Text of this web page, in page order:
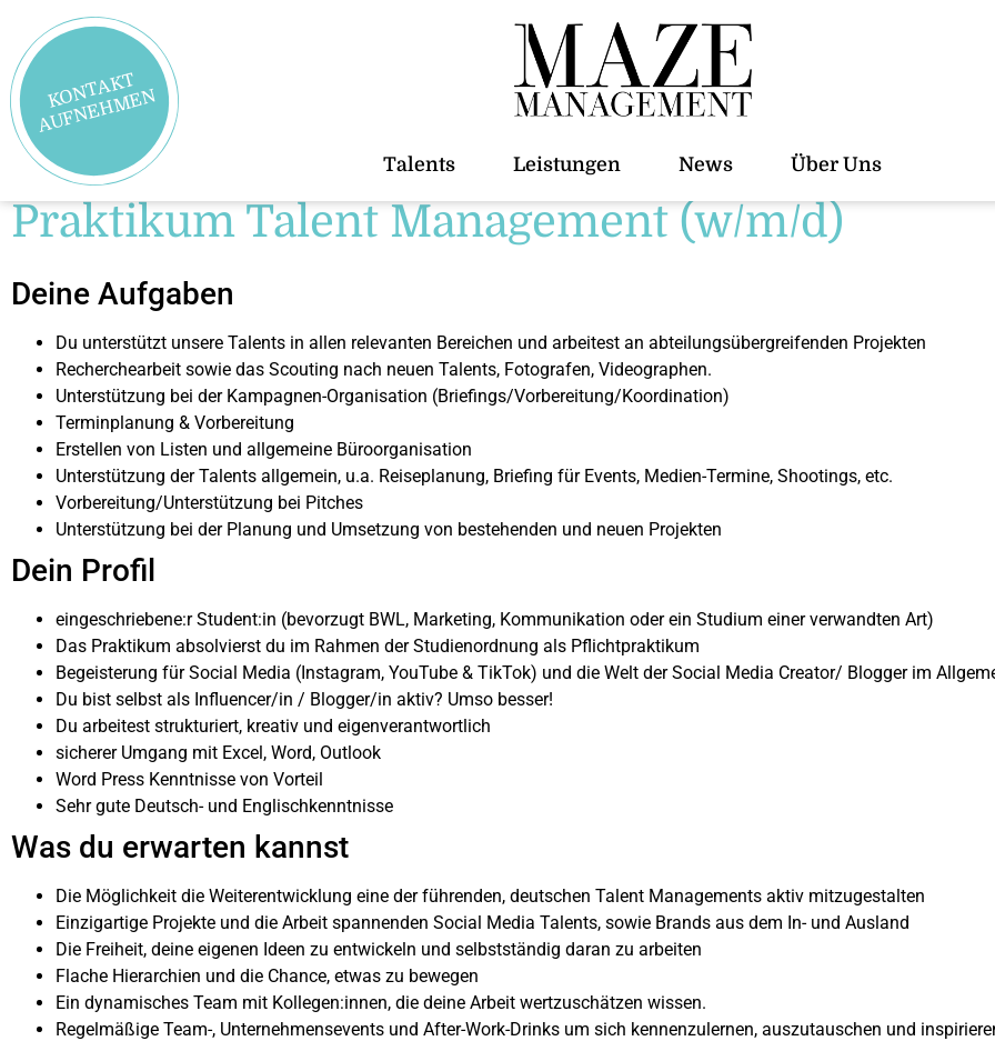
K
O
N
T
A
K
T
A
U
F
N
E
H
M
E
N
Talents Leistungen News Über Uns
Praktikum Talent Management (w/m/d)
Deine Aufgaben
Du unterstützt unsere Talents in allen relevanten Bereichen und arbeitest an abteilungsübergreifenden Projekten
Recherchearbeit sowie das Scouting nach neuen Talents, Fotografen, Videographen.
Unterstützung bei der Kampagnen-Organisation (Briefings/Vorbereitung/Koordination)
Terminplanung & Vorbereitung
Erstellen von Listen und allgemeine Büroorganisation
Unterstützung der Talents allgemein, u.a. Reiseplanung, Briefing für Events, Medien-Termine, Shootings, etc.
Vorbereitung/Unterstützung bei Pitches
Unterstützung bei der Planung und Umsetzung von bestehenden und neuen Projekten
Dein Profil
eingeschriebene:r Student:in (bevorzugt BWL, Marketing, Kommunikation oder ein Studium einer verwandten Art)
Das Praktikum absolvierst du im Rahmen der Studienordnung als Pflichtpraktikum
Begeisterung für Social Media (Instagram, YouTube & TikTok) und die Welt der Social Media Creator/ Blogger im
Du bist selbst als Influencer/in / Blogger/in aktiv? Umso besser!
Du arbeitest strukturiert, kreativ und eigenverantwortlich
sicherer Umgang mit Excel, Word, Outlook
Word Press Kenntnisse von Vorteil
Sehr gute Deutsch- und Englischkenntnisse
Was du erwarten kannst
Die Möglichkeit die Weiterentwicklung eine der führenden, deutschen Talent Managements aktiv mitzugestalten
Einzigartige Projekte und die Arbeit spannenden Social Media Talents, sowie Brands aus dem In- und Ausland
Die Freiheit, deine eigenen Ideen zu entwickeln und selbstständig daran zu arbeiten
Flache Hierarchien und die Chance, etwas zu bewegen
Ein dynamisches Team mit Kollegen:innen, die deine Arbeit wertzuschätzen wissen.
Regelmäßige Team-, Unternehmensevents und After-Work-Drinks um sich kennenzulernen, auszutauschen und